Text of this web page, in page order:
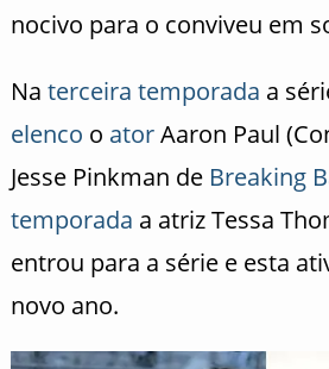
nocivo para o conviveu em
Na terceira temporada a
elenco o atorAaron Paul
Jesse Pinkman de Breaking
temporada a atriz Tessa
entrou para a série e esta
novo ano.